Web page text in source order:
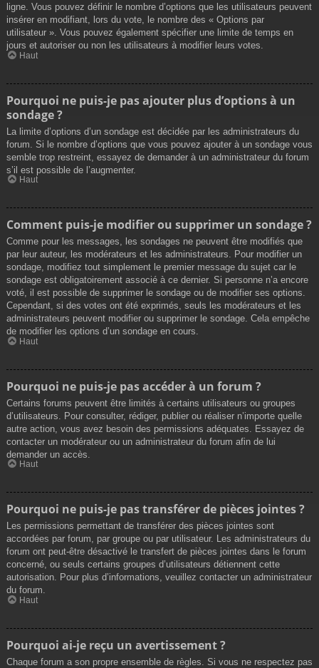
ligne. Vous pouvez définir le nombre d’options que les utilisateurs peuvent
insérer en modifiant, lors du vote, le nombre des « Options par
utilisateur ». Vous pouvez également spécifier une limite de temps en
jours et autoriser ou non les utilisateurs à modifier leurs votes.
Haut
Pourquoi ne puis-je pas ajouter plus d’options à un
sondage ?
La limite d’options d’un sondage est décidée par les administrateurs du
forum. Si le nombre d’options que vous pouvez ajouter à un sondage vous
semble trop restreint, essayez de demander à un administrateur du forum
s’il est possible de l’augmenter.
Haut
Comment puis-je modifier ou supprimer un sondage ?
Comme pour les messages, les sondages ne peuvent être modifiés que
par leur auteur, les modérateurs et les administrateurs. Pour modifier un
sondage, modifiez tout simplement le premier message du sujet car le
sondage est obligatoirement associé à ce dernier. Si personne n’a encore
voté, il est possible de supprimer le sondage ou de modifier ses options.
Cependant, si des votes ont été exprimés, seuls les modérateurs et les
administrateurs peuvent modifier ou supprimer le sondage. Cela empêche
de modifier les options d’un sondage en cours.
Haut
Pourquoi ne puis-je pas accéder à un forum ?
Certains forums peuvent être limités à certains utilisateurs ou groupes
d’utilisateurs. Pour consulter, rédiger, publier ou réaliser n’importe quelle
autre action, vous avez besoin des permissions adéquates. Essayez de
contacter un modérateur ou un administrateur du forum afin de lui
demander un accès.
Haut
Pourquoi ne puis-je pas transférer de pièces jointes ?
Les permissions permettant de transférer des pièces jointes sont
accordées par forum, par groupe ou par utilisateur. Les administrateurs du
forum ont peut-être désactivé le transfert de pièces jointes dans le forum
concerné, ou seuls certains groupes d’utilisateurs détiennent cette
autorisation. Pour plus d’informations, veuillez contacter un administrateur
du forum.
Haut
Pourquoi ai-je reçu un avertissement ?
Chaque forum a son propre ensemble de règles. Si vous ne respectez pas